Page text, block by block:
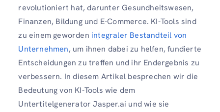
revolutioniert hat, darunter Gesundheitswesen,
Finanzen, Bildung und E-Commerce. KI-Tools sind
zu einem geworden integraler Bestandteil von
Unternehmen, um ihnen dabei zu helfen, fundierte
Entscheidungen zu treffen und ihr Endergebnis zu
verbessern. In diesem Artikel besprechen wir die
Bedeutung von KI-Tools wie dem
Untertitelgenerator Jasper.ai und wie sie